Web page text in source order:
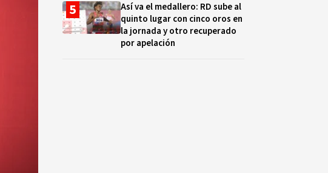
Así va el medallero: RD sube al
quinto lugar con cinco oros en
la jornada y otro recuperado
por apelación